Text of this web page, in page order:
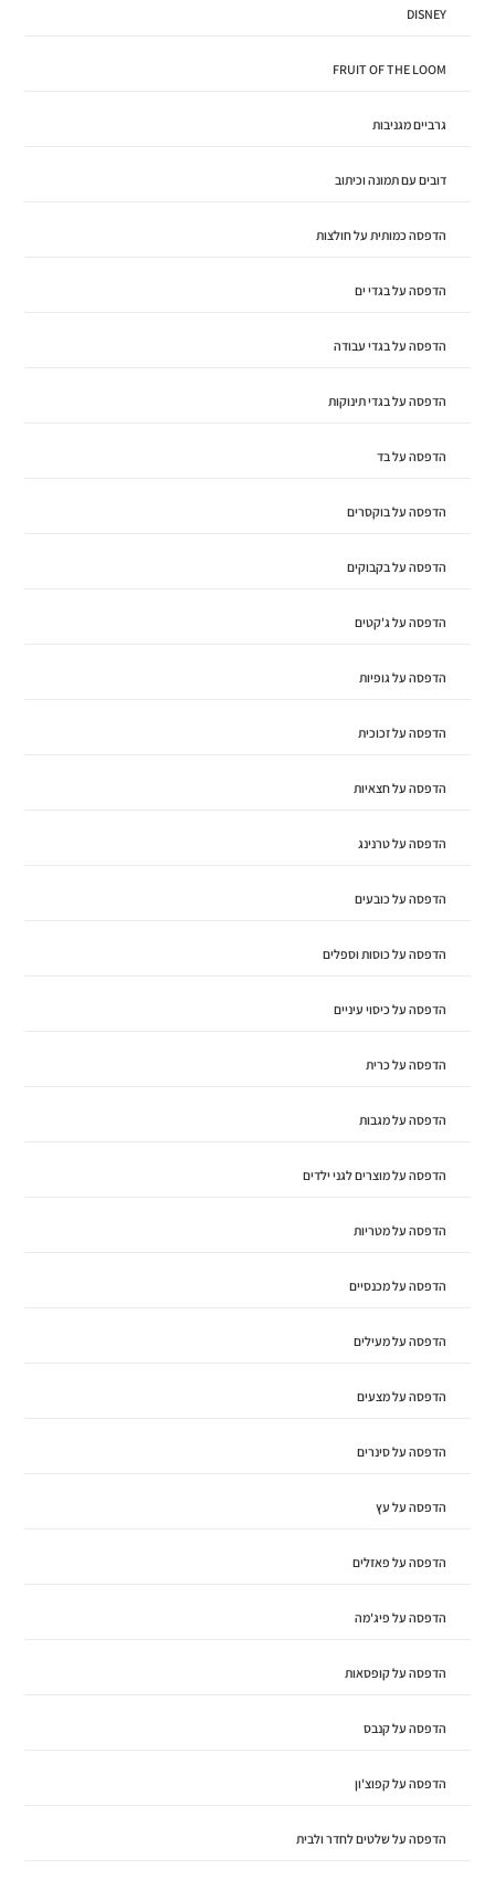
DISNEY
FRUIT OF THE LOOM
גרביים מגניבות
דובים עם תמונה וכיתוב
הדפסה כמותית על חולצות
הדפסה על בגדי ים
הדפסה על בגדי עבודה
הדפסה על בגדי תינוקות
הדפסה על בד
הדפסה על בוקסרים
הדפסה על בקבוקים
הדפסה על ג'קטים
הדפסה על גופיות
הדפסה על זכוכית
הדפסה על חצאיות
הדפסה על טרנינג
הדפסה על כובעים
הדפסה על כוסות וספלים
הדפסה על כיסוי עיניים
הדפסה על כרית
הדפסה על מגבות
הדפסה על מוצרים לגני ילדים
הדפסה על מטריות
הדפסה על מכנסיים
הדפסה על מעילים
הדפסה על מצעים
הדפסה על סינרים
הדפסה על עץ
הדפסה על פאזלים
הדפסה על פיג'מה
הדפסה על קופסאות
הדפסה על קנבס
הדפסה על קפוצ'ון
הדפסה על שלטים לחדר ולבית